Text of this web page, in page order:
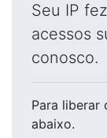
Seu IP
acessos
conosco.
Para liberar
abaixo.